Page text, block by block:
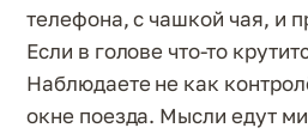
телефона, с чашкой чая, и
Если в голове что-то
Наблюдаете не как
окне поезда. Мысли едут